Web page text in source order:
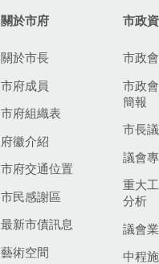
關於市府
關於市長
市府成員
市府組織表
府徽介紹
市府交通位置
市民感謝區
最新市債訊息
藝術空間
市政
市政
市政
簡報
市長
議會
重大
分析
議會
中程